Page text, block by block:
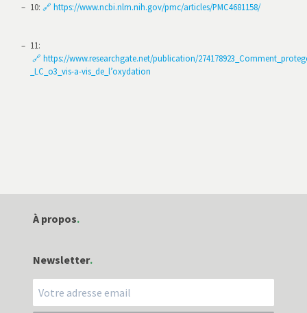
10: 🔗 https://www.ncbi.nlm.nih.gov/pmc/articles/PMC4681158/
11:
🔗 https://www.researchgate.net/publication/
_LC_o3_vis-a-vis_de_l’oxydation
À propos
Qui sommes-nous ?
Mentions légales
Contact
Newsletter